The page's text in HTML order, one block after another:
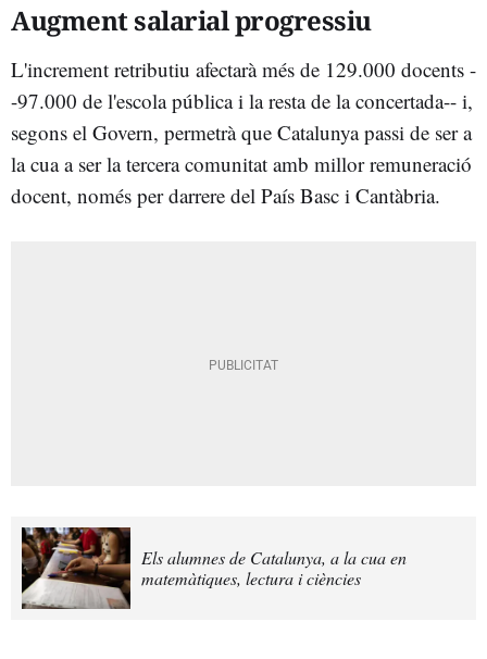
Augment salarial progressiu
L'increment retributiu afectarà més de 129.000 docents -
-97.000 de l'escola pública i la resta de la concertada-- i,
segons el Govern, permetrà que Catalunya passi de ser a
la cua a ser la tercera comunitat amb millor remuneració
docent, només per darrere del País Basc i Cantàbria.
Els alumnes de Catalunya, a la cua en
matemàtiques, lectura i ciències